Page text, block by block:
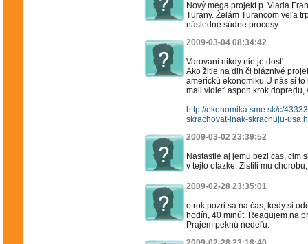
Nový mega projekt p. Vlada
Turany. Želám Turancom veľa
následné súdne procesy.
2009-03-04 08:34:42
Varovaní nikdy nie je dosť...
Ako žitie na dlh či bláznivé
americkú ekonomiku.U nás si
mali vidieť aspon krok dopredu,
http://ekonomika.sme.sk/c/
skrachovat-inak-skrachuju-
2009-03-02 23:39:52
Nastastie aj jemu bezi cas, cim
v tejto otazke. Zistili mu
2009-02-28 23:35:01
otrok,pozri sa na čas, kedy si
hodín, 40 minút. Reagujem na
Prajem peknú nedeľu.